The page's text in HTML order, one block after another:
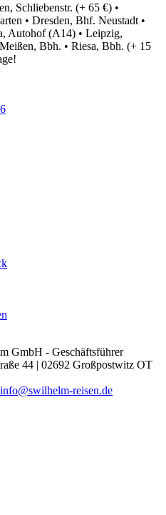
Schliebenstr. (+ 65 €) •
• Dresden, Bhf. Neustadt •
Autohof (A14) • Leipzig,
Bbh. • Riesa, Bbh. (+ 15
GmbH - Geschäftsführer
44 | 02692 Großpostwitz OT
info@swilhelm-reisen.de